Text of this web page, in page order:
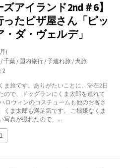
ズアイランド2nd＃6】
ったピザ屋さん「ピッ
ダ・ヴェルデ」
)
/千葉 / 国内旅行 /子連れ旅 /犬旅
2
ま旅です。ありがたいことに、滞在2日
ので、ドッグランにくま太郎を連れて
ロウィンのコスチュームも他のお客さ
くま太郎も満足気です。 ご機嫌なくま
写真が撮れたので、...